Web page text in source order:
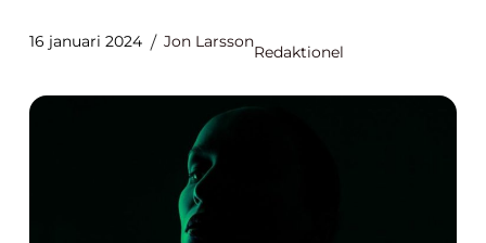
16 januari 2024 Jon Larsson
Redaktionel